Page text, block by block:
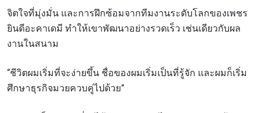
จิตใจที่มุ่งมั่น และการฝึกซ้อมจากทีมงานระดับโลกของเพชร
ยินดีอะคาเดมี ทำให้เขาพัฒนาอย่างรวดเร็ว เช่นเดียวกับผล
งานในสนาม
“ชีวิตผมเริ่มที่จะง่ายขึ้น ชื่อของผมเริ่มเป็นที่รู้จัก และผมก็เริ่ม
ศึกษาธุรกิจมวยควบคู่ไปด้วย”
สมัคร
การส่งแบบฟอร์มนี้ถือว่าท่านให้ความยินยอมให้เรา
รวบรวม ใช้งาน และเปิดเผยข้อมูลของท่านภายใต้
นโยบายความเป็นส่วนตัวของเรา ท่านสามารถ
ยกเลิกการสมัครรับข่าวสารได้ตลอดเวลา